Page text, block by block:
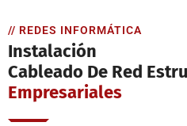
// REDES INFORMÁTICA
Instalación
Cableado De Red
Empresariales